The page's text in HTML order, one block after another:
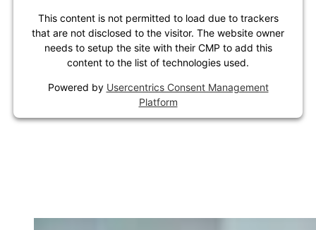
This content is not permitted to load due to trackers
that are not disclosed to the visitor. The website owner
needs to setup the site with their CMP to add this
content to the list of technologies used.
Powered by Usercentrics Consent Management
Platform